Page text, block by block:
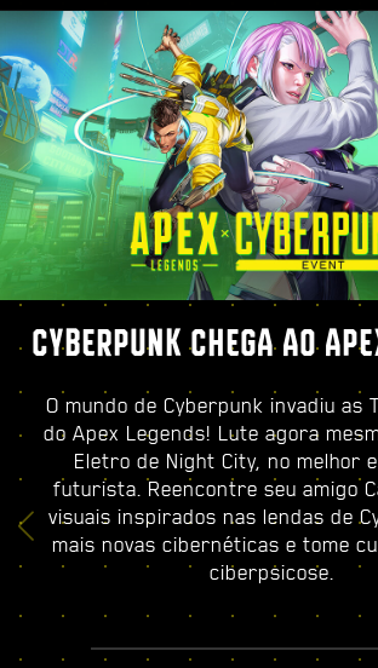
CYBERPUNK CHEGA AO
O mundo de Cyberpunk invadiu as
do Apex Legends! Lute agora
Eletro de Night City, no melhor
futurista. Reencontre seu amigo
visuais inspirados nas lendas de
mais novas cibernéticas e tome
ciberpsicose.